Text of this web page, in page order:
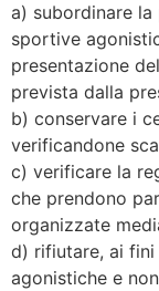
a) subordinare
sportive
presentazione
prevista dalla
b) conservare i
verificandone
c) verificare la
che prendono
organizzate
d) rifiutare, ai
agonistiche e